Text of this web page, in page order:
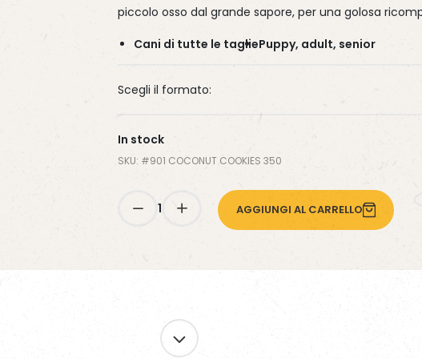
WaferFioc® Light
Diet Complete Fish
Diet Fish Herbs
Energy Mix
Wafer Mix
piccolo osso dal grande sapore, per una golosa
Cani di tutte le tagliePuppy, adult, senior
Scegli il formato:
In stock
SKU: #901 COCONUT COOKIES 350
1 AGGIUNGI AL CARRELLO